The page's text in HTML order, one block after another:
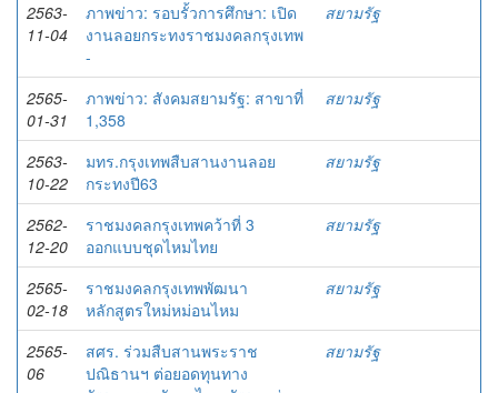
2563-
11-04
ภาพข่าว: รอบรั้วการศึกษา: เปิด
งานลอยกระทงราชมงคลกรุงเทพ
-
สยามรัฐ
2565-
01-31
ภาพข่าว: สังคมสยามรัฐ: สาขาที่
1,358
สยามรัฐ
2563-
10-22
มทร.กรุงเทพสืบสานงานลอย
กระทงปี63
สยามรัฐ
2562-
12-20
ราชมงคลกรุงเทพคว้าที่ 3
ออกแบบชุดไหมไทย
สยามรัฐ
2565-
02-18
ราชมงคลกรุงเทพพัฒนา
หลักสูตรใหม่หม่อนไหม
สยามรัฐ
2565-
06
สศร. ร่วมสืบสานพระราช
ปณิธานฯ ต่อยอดทุนทาง
สยามรัฐ